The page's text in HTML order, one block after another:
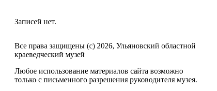
Записей нет.
Все права защищены (с) 2026, Ульяновский областной
краеведческий музей
Любое использование материалов сайта возможно
только с письменного разрешения руководителя музея.